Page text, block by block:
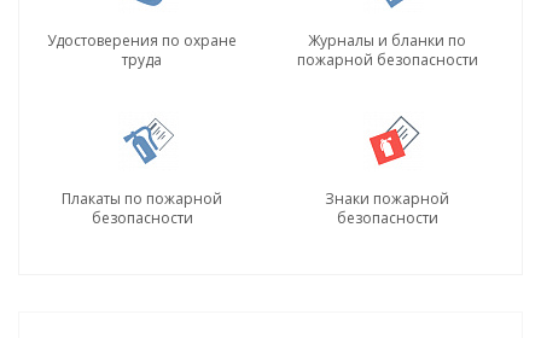
Удостоверения по охране
труда
Журналы и бланки по
пожарной безопасности
Плакаты по пожарной
безопасности
Знаки пожарной
безопасности